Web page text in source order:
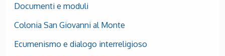
Documenti e moduli
Colonia San Giovanni al Monte
Ecumenismo e dialogo interreligioso